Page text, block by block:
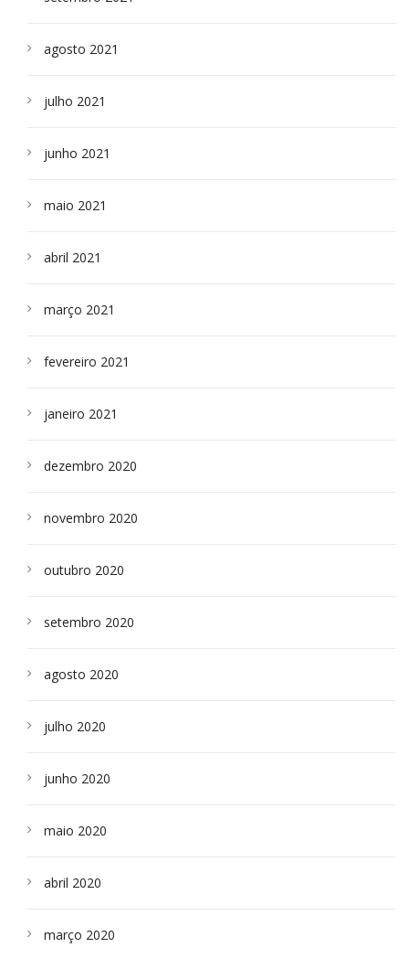
agosto 2021
julho 2021
junho 2021
maio 2021
abril 2021
março 2021
fevereiro 2021
janeiro 2021
dezembro 2020
novembro 2020
outubro 2020
setembro 2020
agosto 2020
julho 2020
junho 2020
maio 2020
abril 2020
março 2020